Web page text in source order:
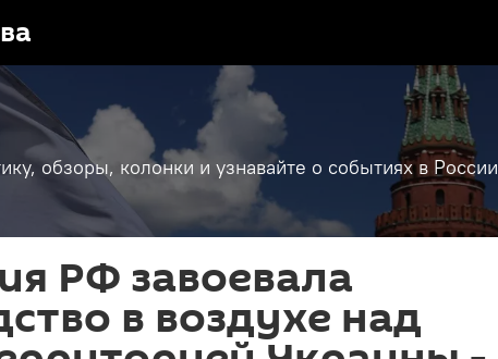
обзоры, колонки и узнавайте о событиях в России
РФ завоевала
в воздухе над